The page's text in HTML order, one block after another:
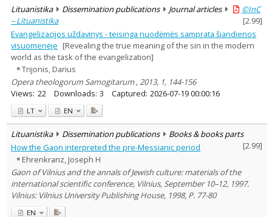
Lithuanian place names
Subject
Journal
Lituanistika
Dissemination publications Journal articles
©InC
– Lituanistika
[2.99]
Evangelizacijos uždavinys - teisinga nuodėmės samprata šiandienos
visuomenėje [Revealing the true meaning of the sin in the modern
world as the task of the evangelization]
Trijonis, Darius
Opera theologorum Samogitarum , 2013, 1, 144-156
Views: 22 Downloads: 3 Captured: 2026-07-19 00:00:16
LT EN
Lituanistika Dissemination publications
Books & books parts
[2.99]
How the Gaon interpreted the pre-Messianic period
Ehrenkranz, Joseph H
Gaon of Vilnius and the annals of Jewish culture: materials of the
international scientific conference, Vilnius, September 10–12, 1997.
Vilnius: Vilnius University Publishing House, 1998, P. 77-80
EN